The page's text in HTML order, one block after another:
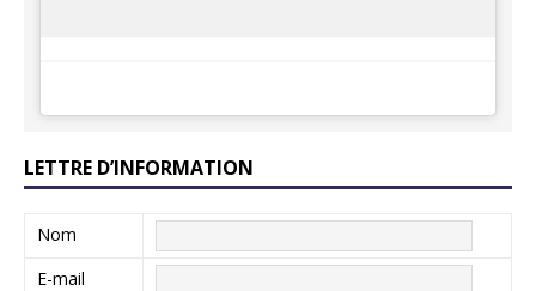
LETTRE D’INFORMATION
Nom
E-mail